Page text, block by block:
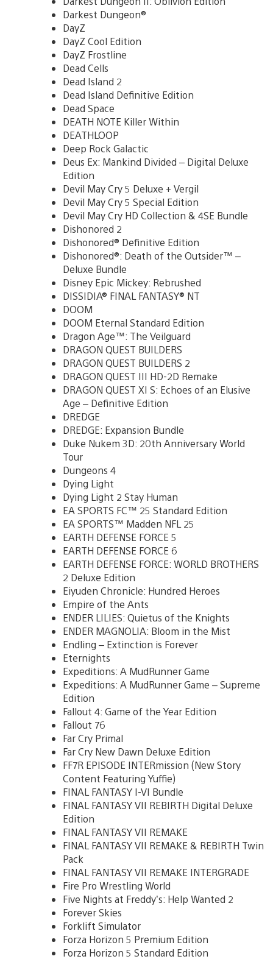
Darkest Dungeon®
DayZ
DayZ Cool Edition
DayZ Frostline
Dead Cells
Dead Island 2
Dead Island Definitive Edition
Dead Space
DEATH NOTE Killer Within
DEATHLOOP
Deep Rock Galactic
Deus Ex: Mankind Divided – Digital Deluxe
Edition
Devil May Cry 5 Deluxe + Vergil
Devil May Cry 5 Special Edition
Devil May Cry HD Collection & 4SE Bundle
Dishonored 2
Dishonored® Definitive Edition
Dishonored®: Death of the Outsider™ –
Deluxe Bundle
Disney Epic Mickey: Rebrushed
DISSIDIA® FINAL FANTASY® NT
DOOM
DOOM Eternal Standard Edition
Dragon Age™: The Veilguard
DRAGON QUEST BUILDERS
DRAGON QUEST BUILDERS 2
DRAGON QUEST III HD-2D Remake
DRAGON QUEST XI S: Echoes of an Elusive
Age – Definitive Edition
DREDGE
DREDGE: Expansion Bundle
Duke Nukem 3D: 20th Anniversary World
Tour
Dungeons 4
Dying Light
Dying Light 2 Stay Human
EA SPORTS FC™ 25 Standard Edition
EA SPORTS™ Madden NFL 25
EARTH DEFENSE FORCE 5
EARTH DEFENSE FORCE 6
EARTH DEFENSE FORCE: WORLD BROTHERS
2 Deluxe Edition
Eiyuden Chronicle: Hundred Heroes
Empire of the Ants
ENDER LILIES: Quietus of the Knights
ENDER MAGNOLIA: Bloom in the Mist
Endling – Extinction is Forever
Eternights
Expeditions: A MudRunner Game
Expeditions: A MudRunner Game – Supreme
Edition
Fallout 4: Game of the Year Edition
Fallout 76
Far Cry Primal
Far Cry New Dawn Deluxe Edition
FF7R EPISODE INTERmission (New Story
Content Featuring Yuffie)
FINAL FANTASY I-VI Bundle
FINAL FANTASY VII REBIRTH Digital Deluxe
Edition
FINAL FANTASY VII REMAKE
FINAL FANTASY VII REMAKE & REBIRTH Twin
Pack
FINAL FANTASY VII REMAKE INTERGRADE
Fire Pro Wrestling World
Five Nights at Freddy’s: Help Wanted 2
Forever Skies
Forklift Simulator
Forza Horizon 5 Premium Edition
Forza Horizon 5 Standard Edition